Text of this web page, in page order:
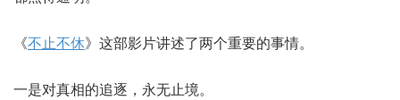
《不止不休》这部影片讲述了两个重要的事情。
一是对真相的追逐，永无止境。